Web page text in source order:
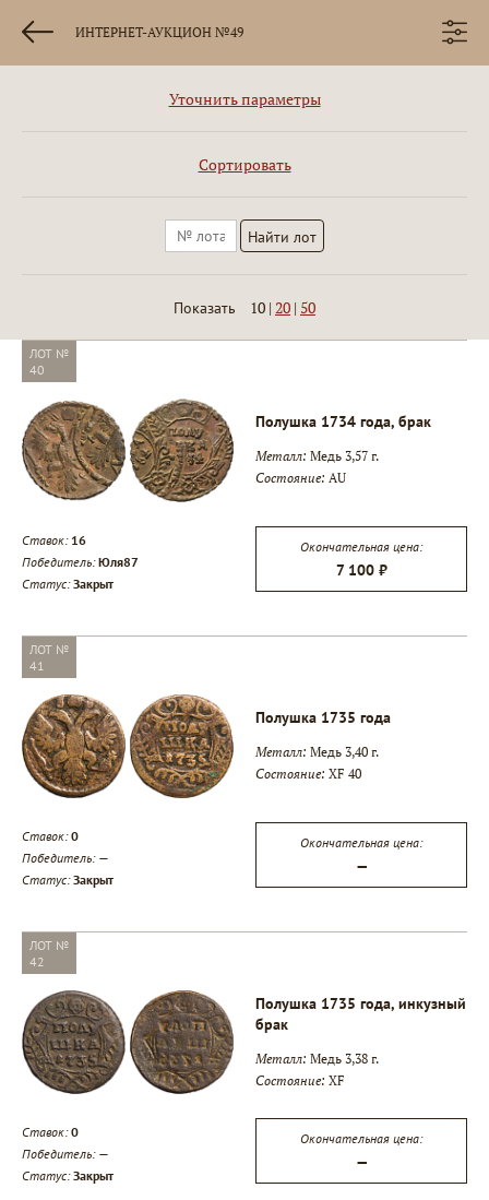
ИНТЕРНЕТ-АУКЦИОН №49
Уточнить параметры
Сортировать
Показать 10 | 20 | 50
ЛОТ №
40
Полушка 1734 года, брак
Металл: Медь 3,57 г.
Состояние: AU
Ставок: 16
Победитель: Юля87
Статус:Закрыт
Окончательная цена:
7 100 ₽
ЛОТ №
41
Полушка 1735 года
Металл: Медь 3,40 г.
Состояние: XF 40
Ставок:0
Победитель: —
Статус:Закрыт
Окончательная цена:
—
ЛОТ №
42
Полушка 1735 года, инкузный
брак
Металл: Медь 3,38 г.
Состояние: XF
Ставок:0
Победитель: —
Статус:Закрыт
Окончательная цена:
—